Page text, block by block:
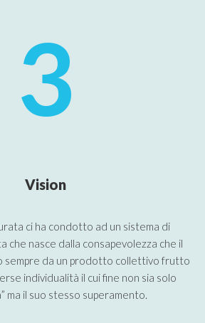
3
Vision
ci ha condotto ad un sistema di
che nasce dalla consapevolezza che il
sempre da un prodotto collettivo frutto
individualità il cui fine non sia solo
ma il suo stesso superamento.